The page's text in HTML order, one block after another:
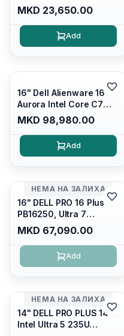
DDR4/ 512GB SSD M.2/
Iris Xe Graphics/ 120Hz
Anti-glare LED Display/
Backlit Kb/ Platinum
MKD 23,650.00
Add
16" Dell Alienware 16
Aurora Intel Core C7
240H /16GB RAM DDR5
5600mhz/ 1TB SSD M.2
Nvme/rtx4050 6GB/
Wqxga(2560x1600)
Win 11 Home/
MKD 98,980.00
Add
НЕМА НА ЗАЛИХА
16" DELL PRO 16 Plus
PB16250, Ultra 7
265U/16GB RAM (1x
16GB) 5600 Mhz DDR5/
512GB SSD M.2 Nvme/
/cam+mic,bt/backlit KB
MKD 67,090.00
Add
НЕМА НА ЗАЛИХА
14" DELL PRO PLUS 14
Intel Ultra 5 235U